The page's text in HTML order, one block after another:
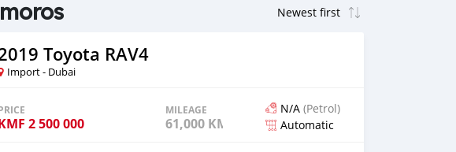
Toyota RAV4
Import - Dubai
2 500 000
MILEAGE
61,000 KM
N/A (Petrol)
Automatic